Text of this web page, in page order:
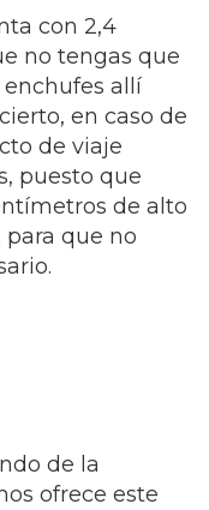
con 2,4
no tengas que
allí
en caso de
de viaje
puesto que
de alto
para que no
de la
ofrece este